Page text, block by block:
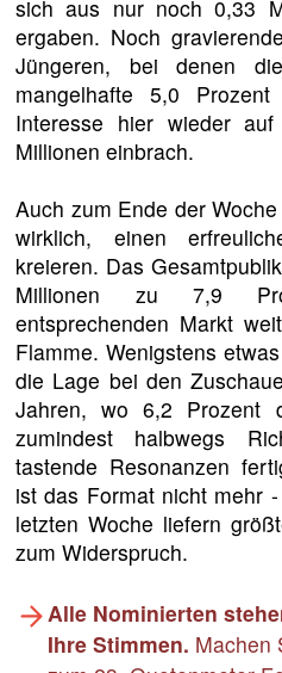
sich aus nur noch 0,33
ergaben. Noch
Jüngeren, bei denen
mangelhafte 5,0
Interesse hier wieder
Millionen einbrach.
Auch zum Ende der
wirklich, einen
kreieren. Das
Millionen zu 7,9
entsprechenden Markt
Flamme. Wenigstens
die Lage bei den
Jahren, wo 6,2 Prozent
zumindest halbwegs
tastende Resonanzen
ist das Format nicht mehr
letzten Woche liefern
zum Widerspruch.
Alle Nominierten
Ihre Stimmen. Machen